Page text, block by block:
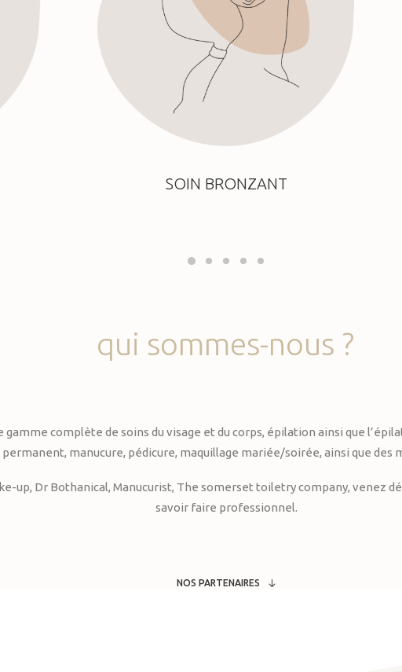
SOIN BRONZANT
qui sommes-nous ?
gamme complète de soins du visage et du corps, épilation ainsi que
manucure, pédicure, maquillage mariée/soirée, ainsi que des
up, Dr Bothanical, Manucurist, The somerset toiletry company, venez
savoir faire professionnel.
NOS PARTENAIRES